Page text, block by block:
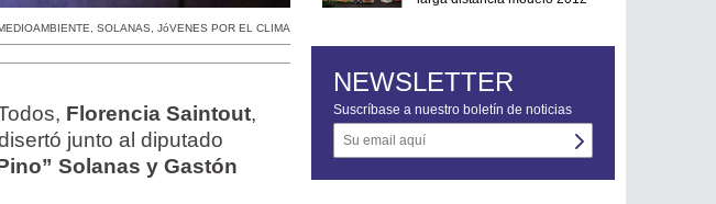
,SOLANAS ,JóVENES POR EL CLIMA
Florencia Saintout,
junto al diputado
Solanas y Gastón
NEWSLETTER
Suscríbase a nuestro boletín de noticias